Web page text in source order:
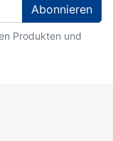
Abonnieren
Produkten und